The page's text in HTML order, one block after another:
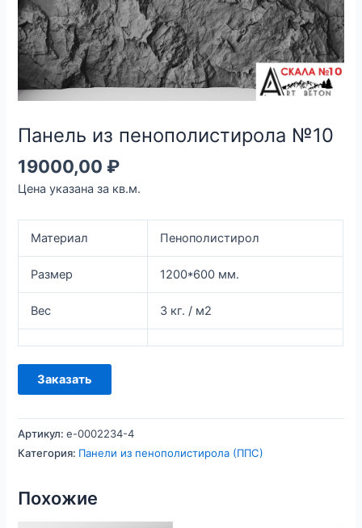
Панель из пенополистирола №10
19000,00 ₽
Цена указана за кв.м.
Материал Пенополистирол
Размер 1200*600 мм.
Вес 3 кг. / м2
Заказать
Артикул:e-0002234-4
Категория: Панели из пенополистирола (ППС)
Похожие